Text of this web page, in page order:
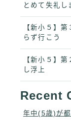
とめて失礼し
【新小５】
らず行こう
【新小５】
し浮上
Recent
年中(5歳)が